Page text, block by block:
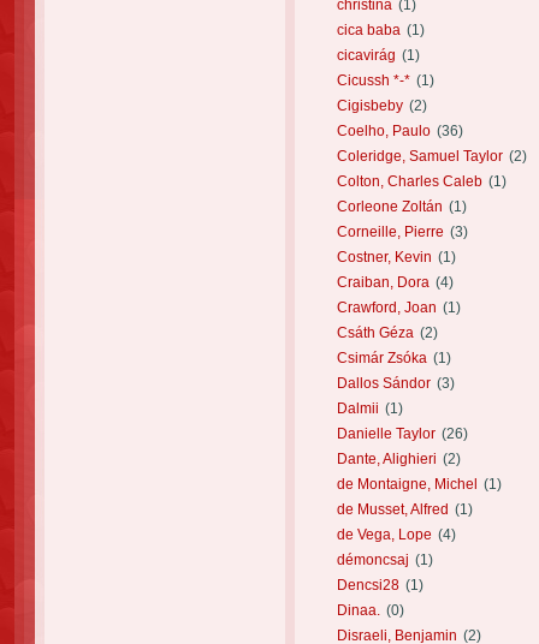
christina (1)
cica baba (1)
cicavirág (1)
Cicussh *-* (1)
Cigisbeby (2)
Coelho, Paulo (36)
Coleridge, Samuel Taylor (2)
Colton, Charles Caleb (1)
Corleone Zoltán (1)
Corneille, Pierre (3)
Costner, Kevin (1)
Craiban, Dora (4)
Crawford, Joan (1)
Csáth Géza (2)
Csimár Zsóka (1)
Dallos Sándor (3)
Dalmii (1)
Danielle Taylor (26)
Dante, Alighieri (2)
de Montaigne, Michel
(1)
de Musset, Alfred (1)
de Vega, Lope (4)
démoncsaj (1)
Dencsi28 (1)
Dinaa.
(0)
Disraeli, Benjamin (2)